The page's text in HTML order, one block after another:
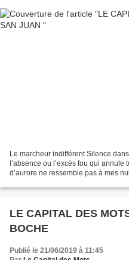
Le marcheur indifférent Silence
l’absence ou l’excès fou qui
d’aurore ne ressemble pas à mes
LE CAPITAL DES
BOCHE
Publié le 21/06/2019 à 11:45